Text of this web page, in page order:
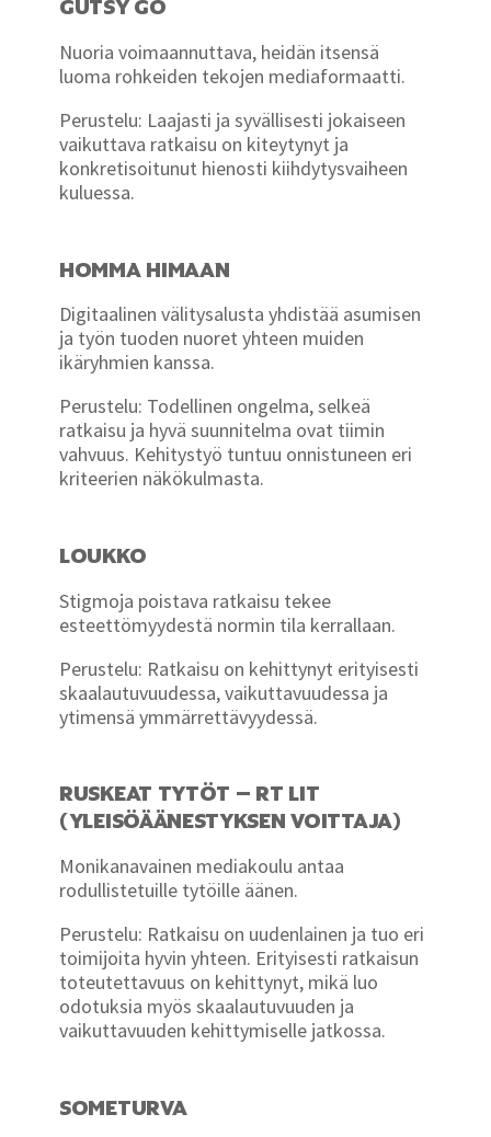
GUTSY GO
Nuoria voimaannuttava, heidän itsensä
luoma rohkeiden tekojen mediaformaatti.
Perustelu: Laajasti ja syvällisesti jokaiseen
vaikuttava ratkaisu on kiteytynyt ja
konkretisoitunut hienosti kiihdytysvaiheen
kuluessa.
HOMMA HIMAAN
Digitaalinen välitysalusta yhdistää asumisen
ja työn tuoden nuoret yhteen muiden
ikäryhmien kanssa.
Perustelu: Todellinen ongelma, selkeä
ratkaisu ja hyvä suunnitelma ovat tiimin
vahvuus. Kehitystyö tuntuu onnistuneen eri
kriteerien näkökulmasta.
LOUKKO
Stigmoja poistava ratkaisu tekee
esteettömyydestä normin tila kerrallaan.
Perustelu: Ratkaisu on kehittynyt erityisesti
skaalautuvuudessa, vaikuttavuudessa ja
ytimensä ymmärrettävyydessä.
RUSKEAT TYTÖT – RT LIT
(YLEISÖÄÄNESTYKSEN VOITTAJA)
Monikanavainen mediakoulu antaa
rodullistetuille tytöille äänen.
Perustelu: Ratkaisu on uudenlainen ja tuo eri
toimijoita hyvin yhteen. Erityisesti ratkaisun
toteutettavuus on kehittynyt, mikä luo
odotuksia myös skaalautuvuuden ja
vaikuttavuuden kehittymiselle jatkossa.
SOMETURVA